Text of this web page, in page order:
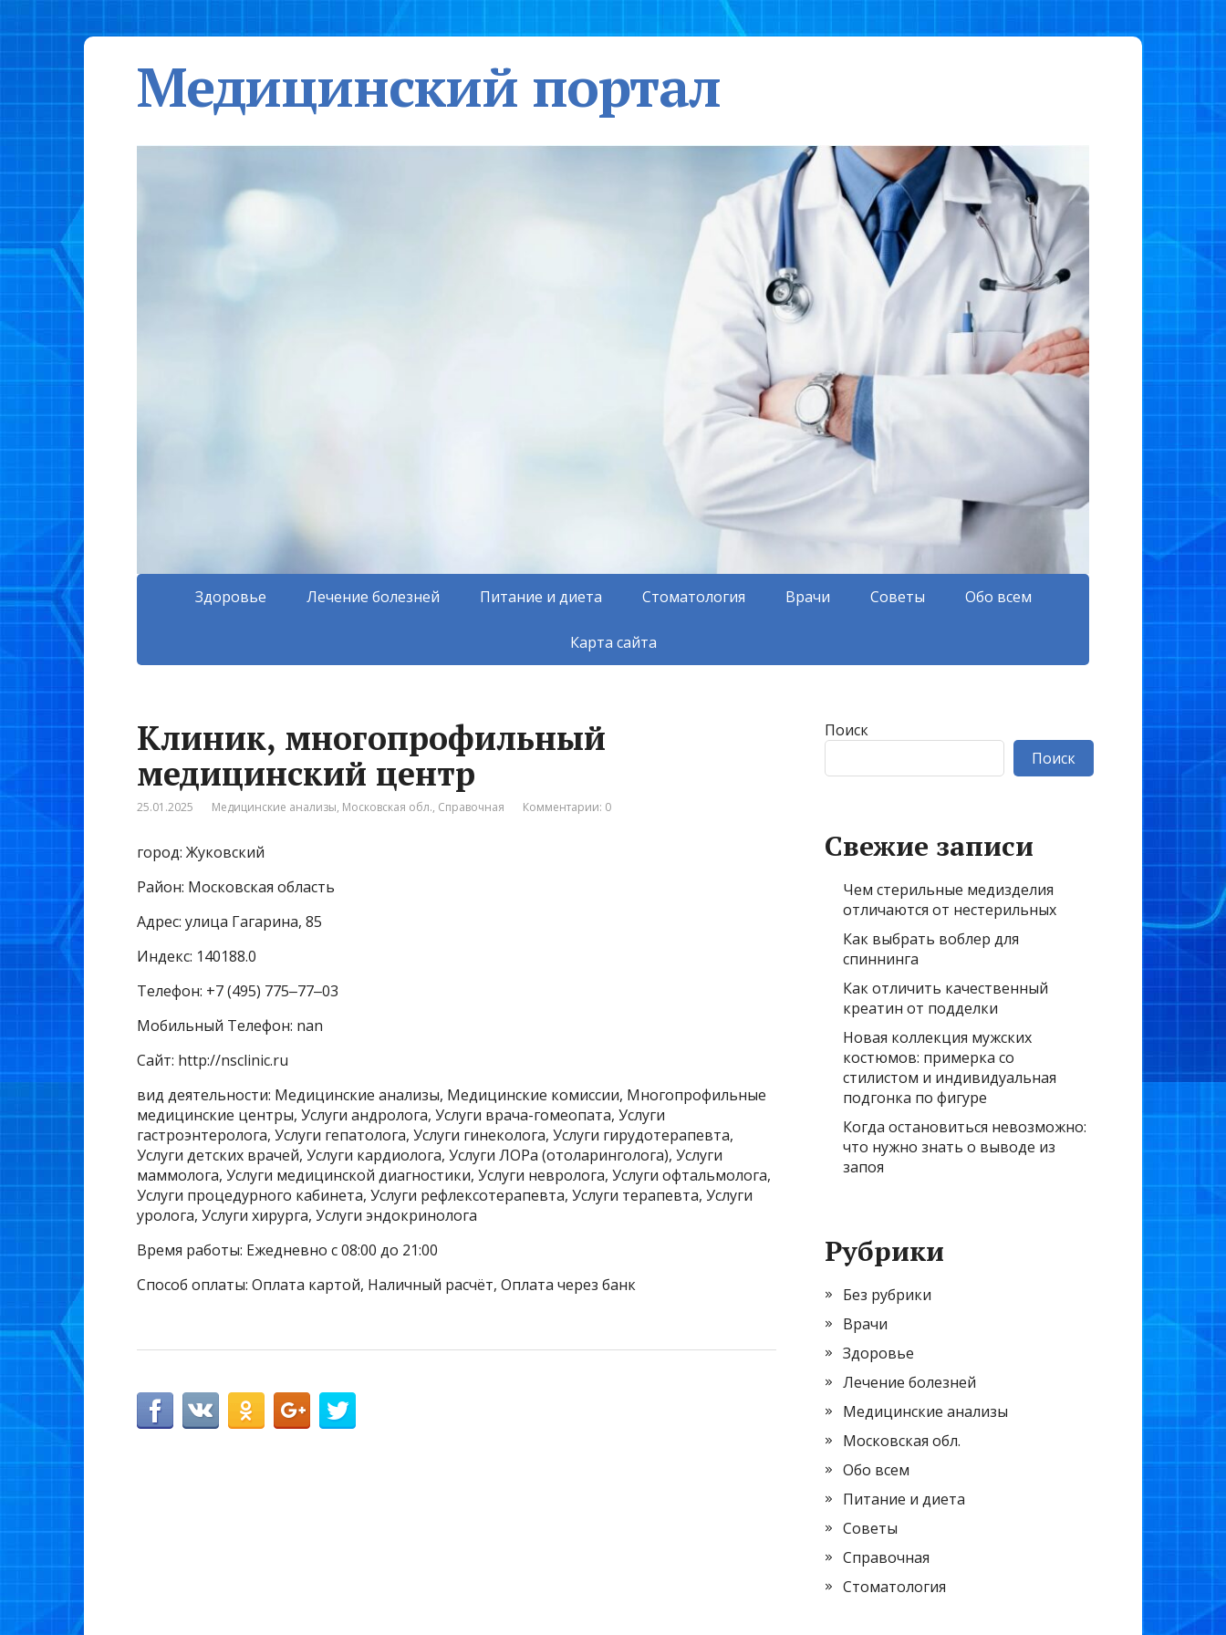
Медицинский портал
Здоровье Лечение болезней Питание и диета Стоматология Врачи Советы Обо всем
Карта сайта
Клиник, многопрофильный
медицинский центр
25.01.2025 Медицинские анализы, Московская обл., Справочная Комментарии: 0
город: Жуковский
Район: Московская область
Адрес: улица Гагарина, 85
Индекс: 140188.0
Телефон: +7 (495) 775‒77‒03
Мобильный Телефон: nan
Сайт: http://nsclinic.ru
вид деятельности: Медицинские анализы, Медицинские комиссии, Многопрофильные
медицинские центры, Услуги андролога, Услуги врача-гомеопата, Услуги
гастроэнтеролога, Услуги гепатолога, Услуги гинеколога, Услуги гирудотерапевта,
Услуги детских врачей, Услуги кардиолога, Услуги ЛОРа (отоларинголога), Услуги
маммолога, Услуги медицинской диагностики, Услуги невролога, Услуги офтальмолога,
Услуги процедурного кабинета, Услуги рефлексотерапевта, Услуги терапевта, Услуги
уролога, Услуги хирурга, Услуги эндокринолога
Время работы: Ежедневно с 08:00 до 21:00
Способ оплаты: Оплата картой, Наличный расчёт, Оплата через банк
Поиск
Поиск
Свежие записи
Чем стерильные медизделия
отличаются от нестерильных
Как выбрать воблер для
спиннинга
Как отличить качественный
креатин от подделки
Новая коллекция мужских
костюмов: примерка со
стилистом и индивидуальная
подгонка по фигуре
Когда остановиться невозможно:
что нужно знать о выводе из
запоя
Рубрики
Без рубрики
Врачи
Здоровье
Лечение болезней
Медицинские анализы
Московская обл.
Обо всем
Питание и диета
Советы
Справочная
Стоматология